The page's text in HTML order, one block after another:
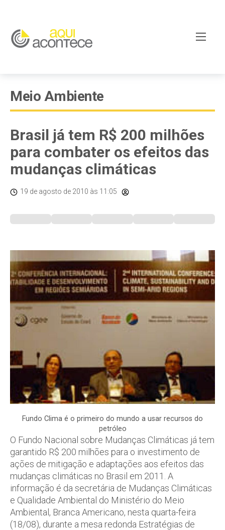
Meio Ambiente
Brasil já tem R$ 200 milhões
para combater os efeitos das
mudanças climáticas
19 de agosto de 2010 às 11:05
Fundo Clima é o primeiro do mundo a usar recursos do
petróleo
O Fundo Nacional sobre Mudanças Climáticas já tem
garantido R$ 200 milhões para o investimento de
ações de mitigação e adaptações aos efeitos das
mudanças climáticas no Brasil em 2011. A
informação é da secretária de Mudanças Climáticas
e Qualidade Ambiental do Ministério do Meio
Ambiental, Branca Americano, nesta quarta-feira
(18/08), durante a mesa redonda Estratégias de